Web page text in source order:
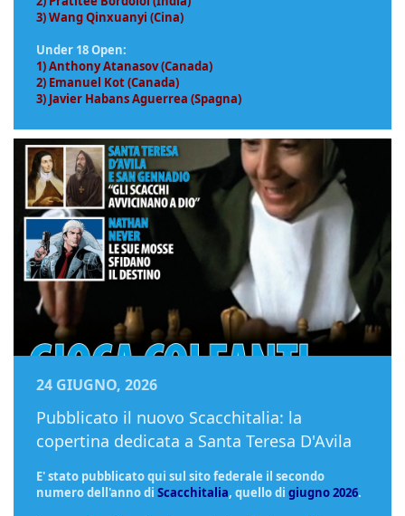
3) Wang Qinxuanyi (Cina)
Under 18 Open:
1) Anthony Atanasov (Canada)
2) Emanuel Kot (Canada)
3) Javier Habans Aguerrea (Spagna)
24 GIUGNO, 2026
Pubblicato il nuovo Scacchitalia: la
copertina dedicata a Santa Teresa D'Avila
E' stato pubblicato qui sul sito federale il secondo
numero dell'anno di Scacchitalia, quello di giugno 2026.